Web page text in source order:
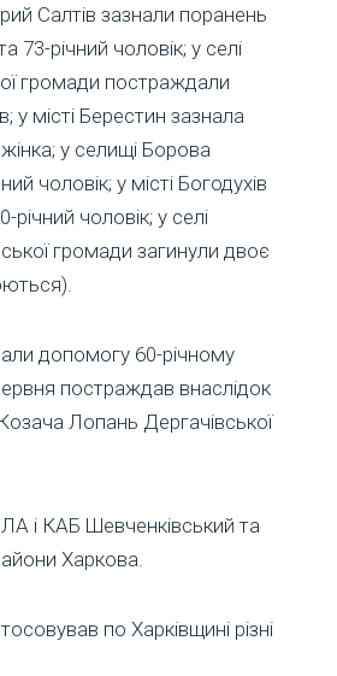
Салтів зазнали поранень
73-річний чоловік; у селі
громади постраждали
у місті Берестин зазнала
у селищі Борова
чоловік; у місті Богодухів
чоловік; у селі
громади загинули двоє
допомогу 60-річному
постраждав внаслідок
Лопань Дергачівської
і КАБ Шевченківський та
Харкова.
по Харківщині різні